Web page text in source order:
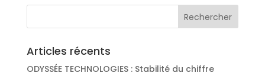
Articles récents
ODYSSÉE TECHNOLOGIES : Stabilité du chiffre